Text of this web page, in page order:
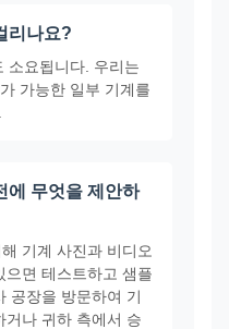
리나요?
소요됩니다. 우리는
가능한 일부 기계를
에 무엇을 제안하
기계 사진과 비디오
으면 테스트하고 샘플
공장을 방문하여 기
거나 귀하 측에서 승